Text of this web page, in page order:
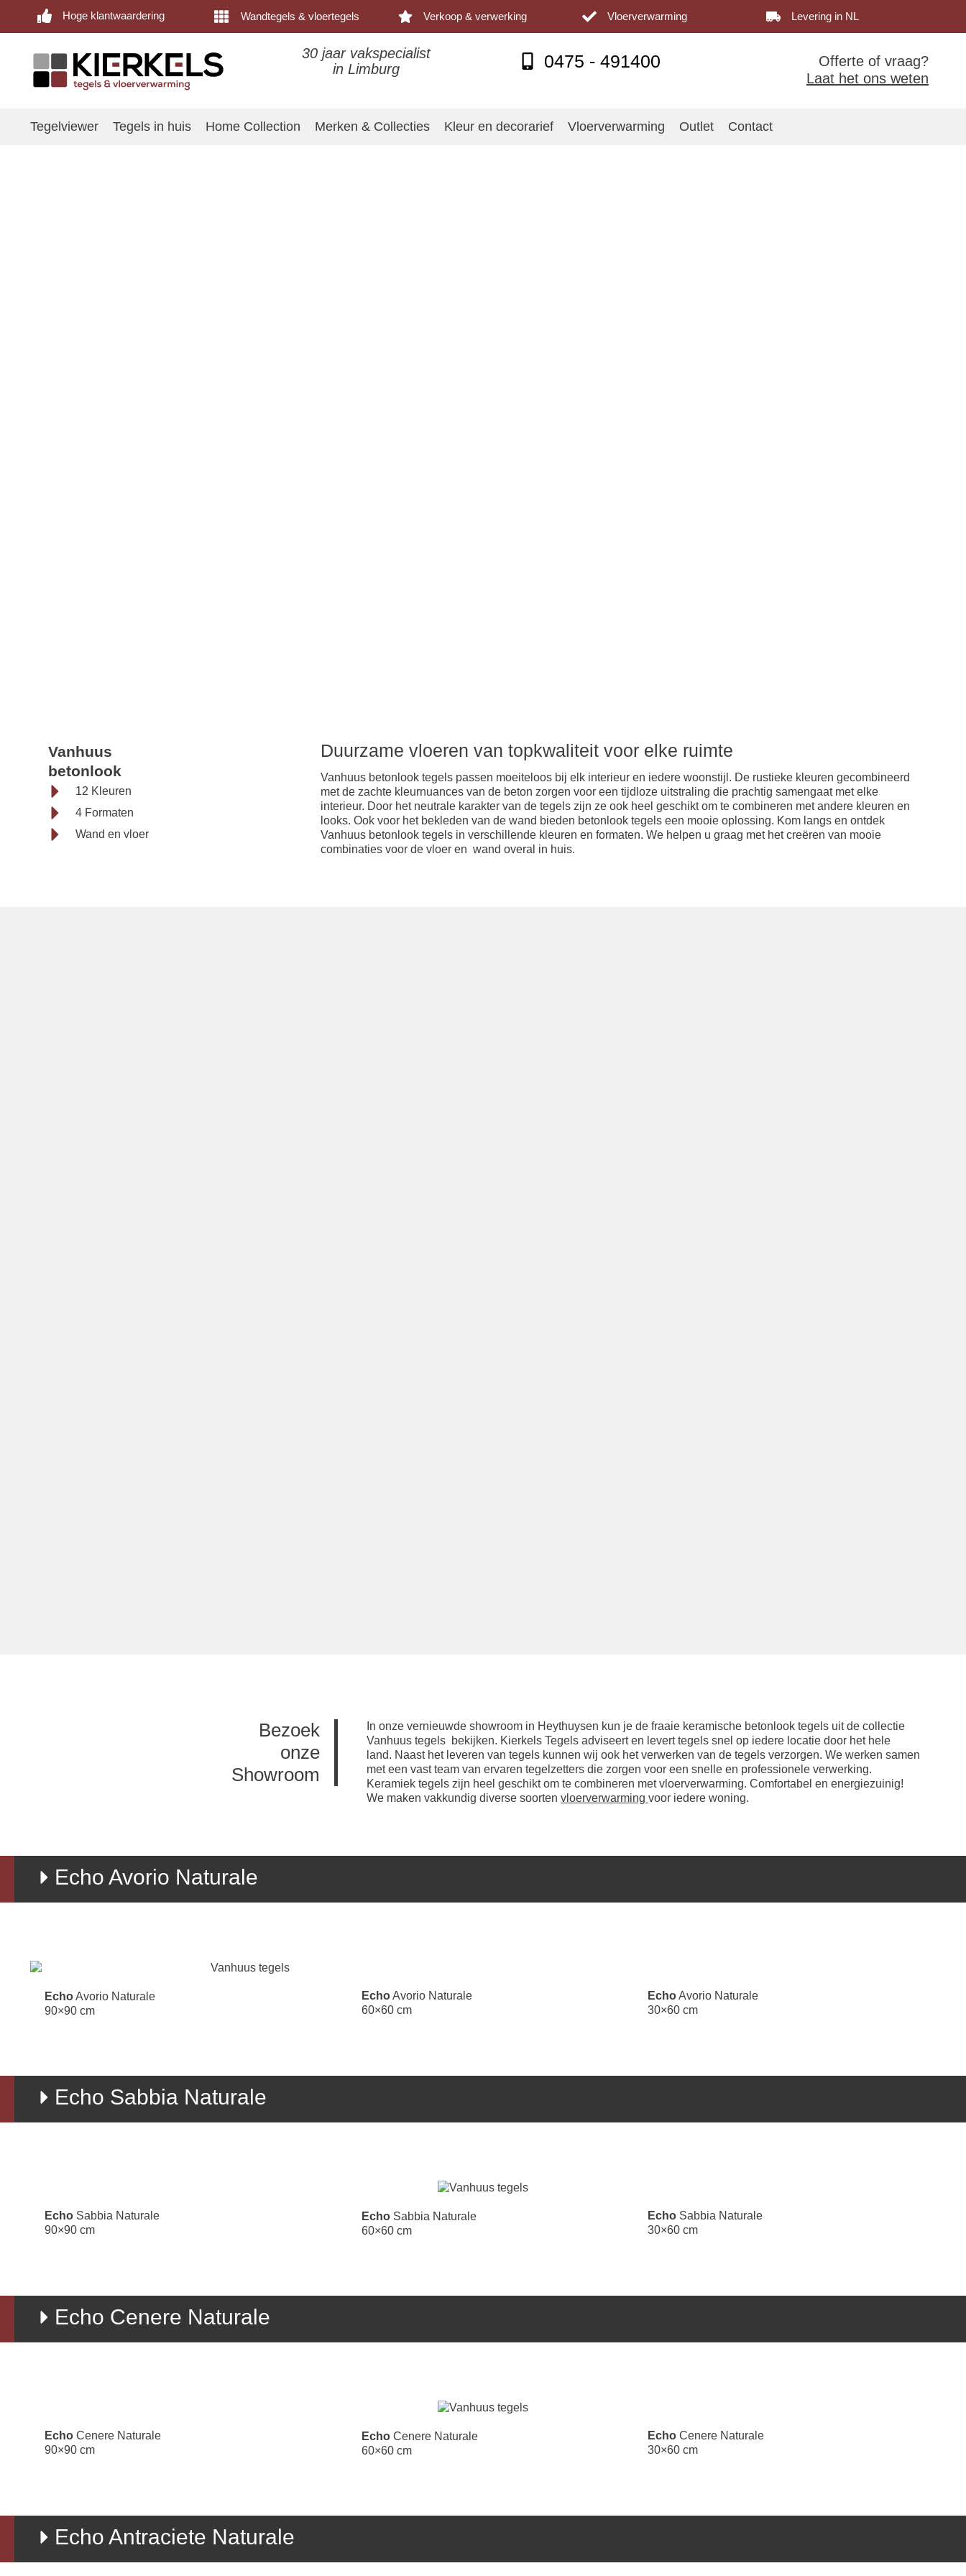
Hoge klantwaardering Wandtegels & vloertegels Verkoop & verwerking Vloerverwarming Levering in NL
30 jaar vakspecialist
in Limburg
0475 - 491400
Offerte of vraag?
Laat het ons weten
Tegelviewer Tegels in huis Home Collection Merken & Collecties Kleur en decorarief Vloerverwarming Outlet Contact
Vanhuus betonlookDuurzame vloeren van topkwaliteit voor elke ruimte
Vanhuus betonlook tegels passen moeiteloos bij elk interieur en iedere woonstijl. De rustieke kleuren gecombineerd
met de zachte kleurnuances van de beton zorgen voor een tijdloze uitstraling die prachtig samengaat met elke
interieur. Door het neutrale karakter van de tegels zijn ze ook heel geschikt om te combineren met andere kleuren en
looks. Ook voor het bekleden van de wand bieden betonlook tegels een mooie oplossing. Kom langs en ontdek
Vanhuus betonlook tegels in verschillende kleuren en formaten. We helpen u graag met het creëren van mooie
combinaties voor de vloer en wand overal in huis.
Vanhuus
betonlook
12 Kleuren
4 Formaten
Wand en vloer
Bezoek
onze
Showroom
In onze vernieuwde showroom in Heythuysen kun je de fraaie keramische betonlook tegels uit de collectie
Vanhuus tegels bekijken. Kierkels Tegels adviseert en levert tegels snel op iedere locatie door het hele
land. Naast het leveren van tegels kunnen wij ook het verwerken van de tegels verzorgen. We werken samen
met een vast team van ervaren tegelzetters die zorgen voor een snelle en professionele verwerking.
Keramiek tegels zijn heel geschikt om te combineren met vloerverwarming. Comfortabel en energiezuinig!
We maken vakkundig diverse soorten vloerverwarming voor iedere woning.
Echo Avorio Naturale
EchoAvorio Naturale
90×90 cm
EchoAvorio Naturale
60×60 cm
EchoAvorio Naturale
30×60 cm
Echo Sabbia Naturale
Echo Sabbia Naturale
90×90 cm
EchoSabbia Naturale
60×60 cm
Echo Sabbia Naturale
30×60 cm
Echo Cenere Naturale
Echo Cenere Naturale
90×90 cm
EchoCenere Naturale
60×60 cm
Echo Cenere Naturale
30×60 cm
Echo Antraciete Naturale